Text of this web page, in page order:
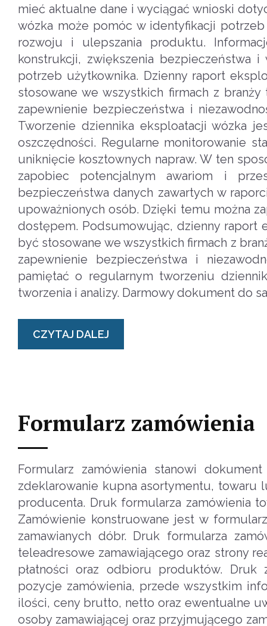
mieć aktualne dane i wyciągać wnioski
wózka może pomóc w identyfikacji
rozwoju i ulepszania produktu.
konstrukcji, zwiększenia bezpieczeństwa
potrzeb użytkownika. Dzienny raport
stosowane we wszystkich firmach z
zapewnienie bezpieczeństwa i
Tworzenie dziennika eksploatacji wózka
oszczędności. Regularne monitorowanie
uniknięcie kosztownych napraw. W ten
zapobiec potencjalnym awariom i
bezpieczeństwa danych zawartych w
upoważnionych osób. Dzięki temu można
dostępem. Podsumowując, dzienny raport
być stosowane we wszystkich firmach z
zapewnienie bezpieczeństwa i
pamiętać o regularnym tworzeniu
tworzenia i analizy. Darmowy dokument do
CZYTAJ DALEJ
Formularz zamówienia
Formularz zamówienia stanowi
zdeklarowanie kupna asortymentu,
producenta. Druk formularza zamówienia
Zamówienie konstruowane jest w
zamawianych dóbr. Druk formularza
teleadresowe zamawiającego oraz strony
płatności oraz odbioru produktów. Druk
pozycje zamówienia, przede wszystkim
ilości, ceny brutto, netto oraz ewentualne
osoby zamawiającej oraz przyjmującego